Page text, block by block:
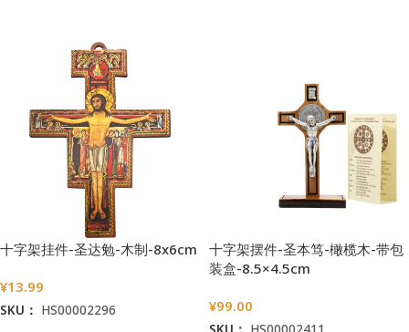
十字架挂件-圣达勉-木制-8x6cm
¥13.99
SKU： HS00002296
十字架摆件-圣本笃-橄榄木-带包
装盒-8.5×4.5cm
¥99.00